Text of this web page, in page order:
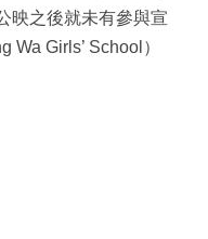
映之後就未有參與宣
Wa Girls’ School）